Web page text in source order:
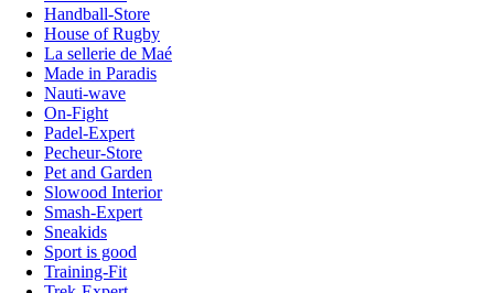
Handball-Store
House of Rugby
La sellerie de Maé
Made in Paradis
Nauti-wave
On-Fight
Padel-Expert
Pecheur-Store
Pet and Garden
Slowood Interior
Smash-Expert
Sneakids
Sport is good
Training-Fit